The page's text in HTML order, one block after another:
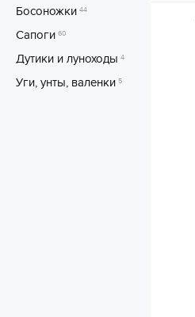
Босоножки 44
Сапоги 60
Дутики и луноходы 4
Уги, унты, валенки 5